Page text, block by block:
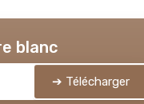
blanc
➔ Télécharger